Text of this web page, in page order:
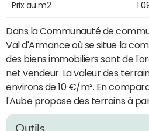
Prix au m2 1
Dans la Communauté de
Val d'Armance où se situe la
des biens immobiliers sont de
net vendeur. La valeur des
environs de 10 €/m². En
l'Aube propose des terrains à
Outils